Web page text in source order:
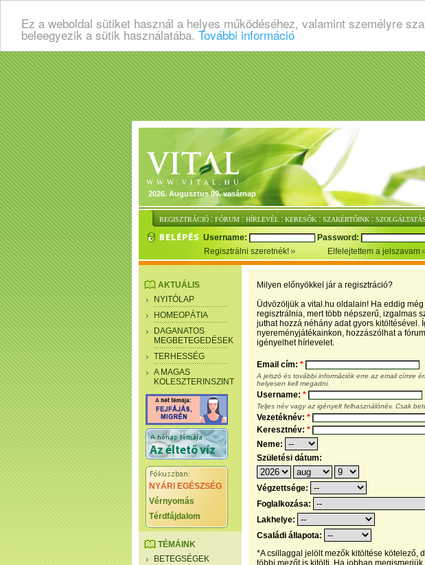
Ez a weboldal sütiket használ a helyes működéséhez, valamint személyre
beleegyezik a sütik használatába. További információ
2026. Augusztus 09. vasárnap
REGISZTRÁCIÓ : FÓRUM : HÍRLEVÉL : KERESŐK : SZAKÉRTŐINK :
Username: Password:
Regisztrálni szeretnék!
Elfelejtettem a jelszavam
AKTUÁLIS
NYITÓLAP
HOMEOPÁTIA
DAGANATOS
MEGBETEGEDÉSEK
TERHESSÉG
A MAGAS
KOLESZTERINSZINT
NYÁRI EGÉSZSÉG
Vérnyomás
Térdfájdalom
TÉMÁINK
BETEGSÉGEK
Milyen előnyökkel jár a regisztráció?
Üdvözöljük a vital.hu oldalain! Ha eddig
regisztrálnia, mert több népszerű, izgalmas
juthat hozzá néhány adat gyors kitöltésével.
nyereményjátékainkon, hozzászólhat a
igényelhet hírlevelet.
Email cím: *
A jelszó és további információk erre az email címre
helyesen kell megadni.
Username: *
Teljes név vagy az igényelt felhasználónév. Csak
Vezetéknév: *
Keresztnév: *
Neme:
Születési dátum:
Végzettsége:
Foglalkozása:
Lakhelye:
Családi állapota:
*A csillaggal jelölt mezők kitöltése kötelező,
többi mezőt is kitölti. Ha jobban